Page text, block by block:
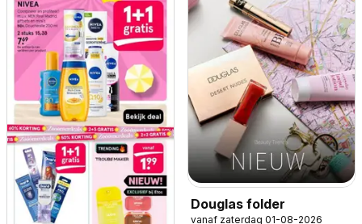
Douglas folder
vanaf zaterdag 01-08-2026